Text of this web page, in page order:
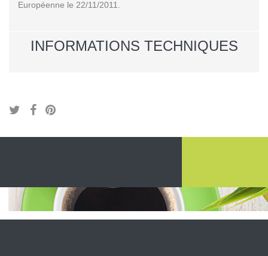
Européenne le 22/11/2011.
INFORMATIONS TECHNIQUES